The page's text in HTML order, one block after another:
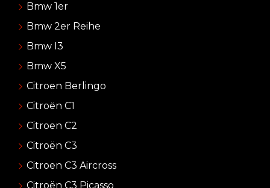
Bmw 1er
Bmw 2er Reihe
Bmw I3
Bmw X5
Citroen Berlingo
Citroën C1
Citroen C2
Citroën C3
Citroen C3 Aircross
Citroën C3 Picasso